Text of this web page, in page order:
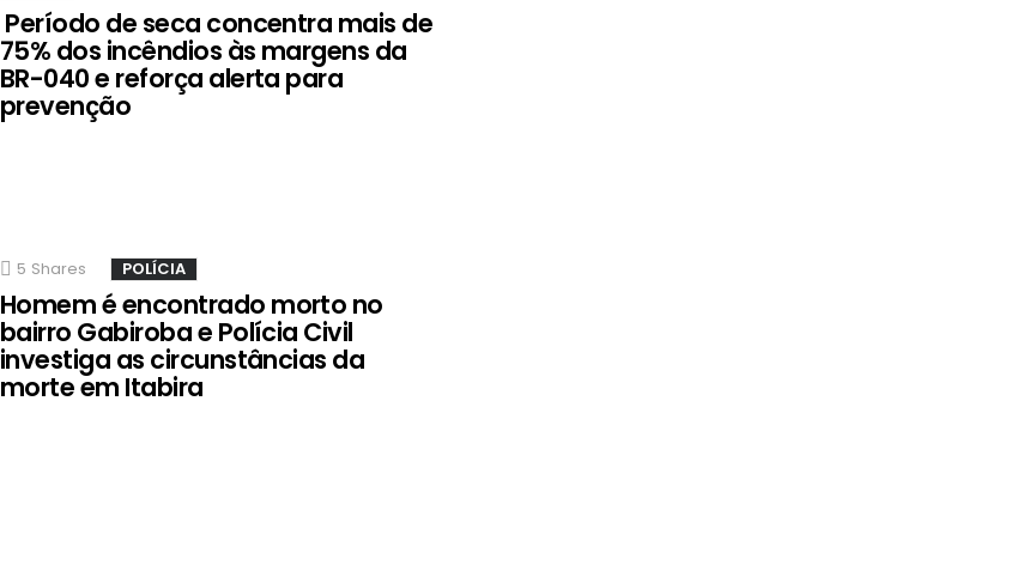
Período de seca concentra mais de
75% dos incêndios às margens da
BR-040 e reforça alerta para
prevenção
5 Shares POLÍCIA
Homem é encontrado morto no
bairro Gabiroba e Polícia Civil
investiga as circunstâncias da
morte em Itabira